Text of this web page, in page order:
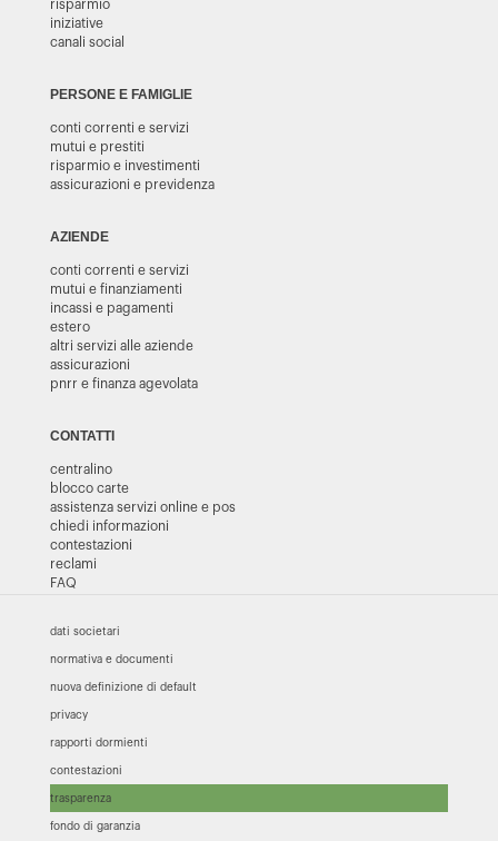
risparmio
iniziative
canali social
PERSONE E FAMIGLIE
conti correnti e servizi
mutui e prestiti
risparmio e investimenti
assicurazioni e previdenza
AZIENDE
conti correnti e servizi
mutui e finanziamenti
incassi e pagamenti
estero
altri servizi alle aziende
assicurazioni
pnrr e finanza agevolata
CONTATTI
centralino
blocco carte
assistenza servizi online e pos
chiedi informazioni
contestazioni
reclami
FAQ
dati societari
normativa e documenti
nuova definizione di default
privacy
rapporti dormienti
contestazioni
trasparenza
fondo di garanzia